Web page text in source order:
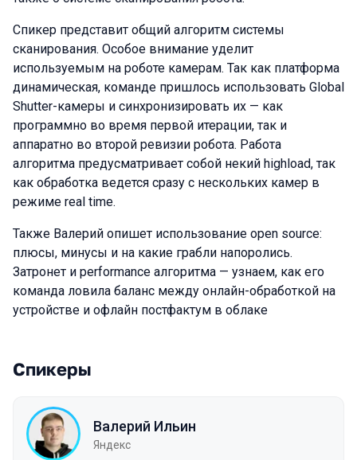
Спикер представит общий алгоритм системы
сканирования. Особое внимание уделит
используемым на роботе камерам. Так как платформа
динамическая, команде пришлось использовать Global
Shutter-камеры и синхронизировать их — как
программно во время первой итерации, так и
аппаратно во второй ревизии робота. Работа
алгоритма предусматривает собой некий highload, так
как обработка ведется сразу с нескольких камер в
режиме real time.
Также Валерий опишет использование open source:
плюсы, минусы и на какие грабли напоролись.
Затронет и performance алгоритма — узнаем, как его
команда ловила баланс между онлайн-обработкой на
устройстве и офлайн постфактум в облаке
Спикеры
Валерий Ильин
Яндекс